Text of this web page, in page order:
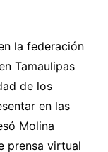
la federación
Tamaulipas
de los
en las
Molina
prensa virtual